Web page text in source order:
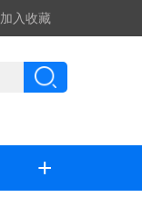
加入收藏
+